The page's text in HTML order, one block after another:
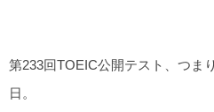
第233回TOEIC公開テスト、つま
日。